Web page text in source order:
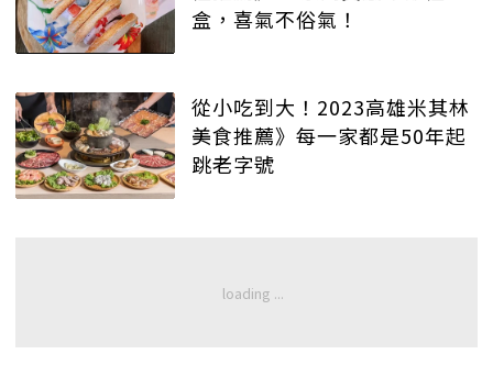
盒，喜氣不俗氣！
從小吃到大！2023高雄米其林
美食推薦》每一家都是50年起
跳老字號